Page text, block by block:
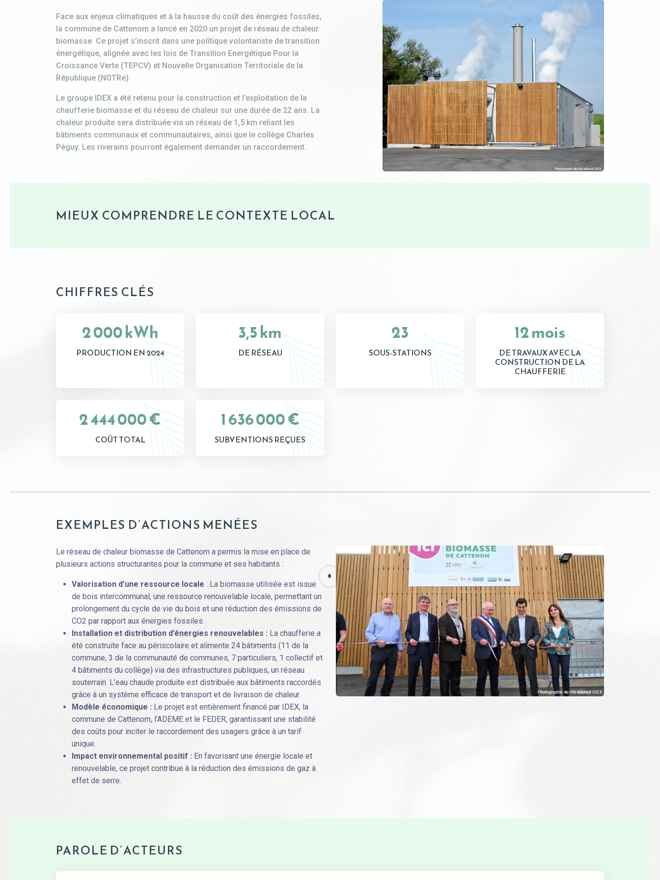
Face aux enjeux climatiques et à la hausse du coût des énergies fossiles,
la commune de Cattenom a lancé en 2020 un projet de réseau de chaleur
biomasse. Ce projet s’inscrit dans une politique volontariste de transition
énergétique, alignée avec les lois de Transition Energétique Pour la
Croissance Verte (TEPCV) et Nouvelle Organisation Territoriale de la
République (NOTRe).
Le groupe IDEX a été retenu pour la construction et l’exploitation de la
chaufferie biomasse et du réseau de chaleur sur une durée de 22 ans. La
chaleur produite sera distribuée via un réseau de 1,5 km reliant les
bâtiments communaux et communautaires, ainsi que le collège Charles
Péguy. Les riverains pourront également demander un raccordement.
MIEUX COMPRENDRE LE CONTEXTE LOCAL
CHIFFRES CLÉS
2 000 kWh
PRODUCTION EN 2024
3,5 km
DE RÉSEAU
23
SOUS-STATIONS
12 mois
DE TRAVAUX AVEC LA
CONSTRUCTION DE LA
CHAUFFERIE
2 444 000 €
COÛT TOTAL
1 636 000 €
SUBVENTIONS REÇUES
EXEMPLES D’ACTIONS MENÉES
Le réseau de chaleur biomasse de Cattenom a permis la mise en place de
plusieurs actions structurantes pour la commune et ses habitants :
Valorisation d’une ressource locale : La biomasse utilisée est issue
de bois intercommunal, une ressource renouvelable locale, permettant un
prolongement du cycle de vie du bois et une réduction des émissions de
CO2 par rapport aux énergies fossiles.
Installation et distribution d’énergies renouvelables : La chaufferie a
été construite face au périscolaire et alimente 24 bâtiments (11 de la
commune, 3 de la communauté de communes, 7 particuliers, 1 collectif et
4 bâtiments du collège) via des infrastructures publiques, un réseau
souterrain. L’eau chaude produite est distribuée aux bâtiments raccordés
grâce à un système efficace de transport et de livraison de chaleur.
Modèle économique : Le projet est entièrement financé par IDEX, la
commune de Cattenom, l’ADEME et le FEDER, garantissant une stabilité
des coûts pour inciter le raccordement des usagers grâce à un tarif
unique.
Impact environnemental positif : En favorisant une énergie locale et
renouvelable, ce projet contribue à la réduction des émissions de gaz à
effet de serre.
PAROLE D’ACTEURS